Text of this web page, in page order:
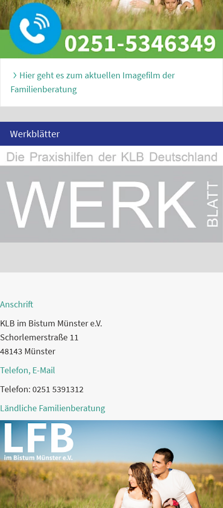
Hier geht es zum aktuellen Imagefilm der
Familienberatung
Werkblätter
Anschrift
KLB im Bistum Münster e.V.
Schorlemerstraße 11
48143 Münster
Telefon, E-Mail
Telefon: 0251 5391312
Ländliche Familienberatung